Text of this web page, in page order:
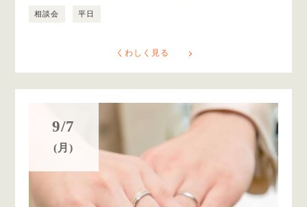
相談会 平日
くわしく見る
9/7
(月)